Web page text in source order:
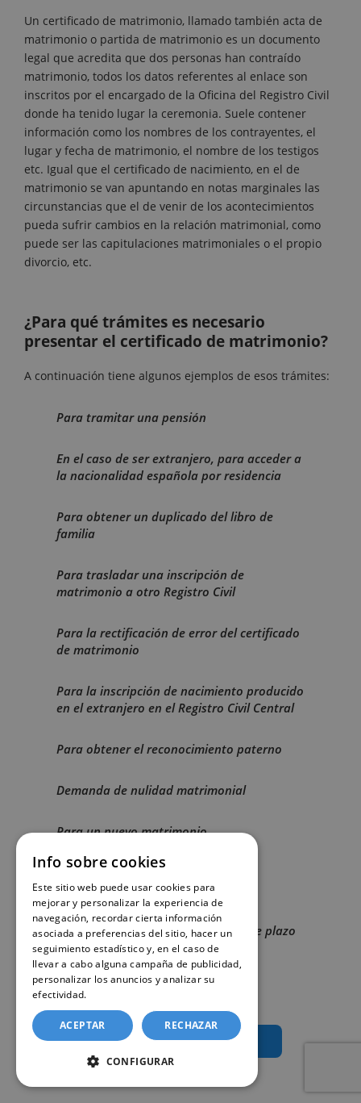
Un certificado de matrimonio, llamado también acta de
matrimonio o partida de matrimonio es un documento
legal que acredita que dos personas han contraído
matrimonio, todos los datos referentes al enlace son
inscritos por el encargado de la Oficina del Registro Civil
donde ha tenido lugar la ceremonia. Suele contener
información como los nombres de los contrayentes, el
lugar y fecha de matrimonio, el nombre de los testigos
etc. Igual que el certificado de nacimiento, en el de
matrimonio se van apuntando en notas marginales las
circunstancias que el de venir de los acontecimientos
pueda sufrir cambios en la relación matrimonial, como
puede ser las capitulaciones matrimoniales o el propio
divorcio, etc.
¿Para qué trámites es necesario
presentar el certificado de matrimonio?
A continuación tiene algunos ejemplos de esos trámites:
Para tramitar una pensión
En el caso de ser extranjero, para acceder a
la nacionalidad española por residencia
Para obtener un duplicado del libro de
familia
Para trasladar una inscripción de
matrimonio a otro Registro Civil
Para la rectificación de error del certificado
de matrimonio
Para la inscripción de nacimiento producido
en el extranjero en el Registro Civil Central
Para obtener el reconocimiento paterno
Demanda de nulidad matrimonial
Para un nuevo matrimonio
Matrimonio civil para divorciados o
matrimonios anulados
Inscripciones de nacimiento fuera de plazo
(certificado de matrimonio de los
progenitores)
Solicitar certificado de matrimonio
Info sobre cookies
Este sitio web puede usar cookies para
mejorar y personalizar la experiencia de
navegación, recordar cierta información
asociada a preferencias del sitio, hacer un
seguimiento estadístico y, en el caso de
llevar a cabo alguna campaña de publicidad,
personalizar los anuncios y analizar su
efectividad.
ACEPTAR RECHAZAR
CONFIGURAR